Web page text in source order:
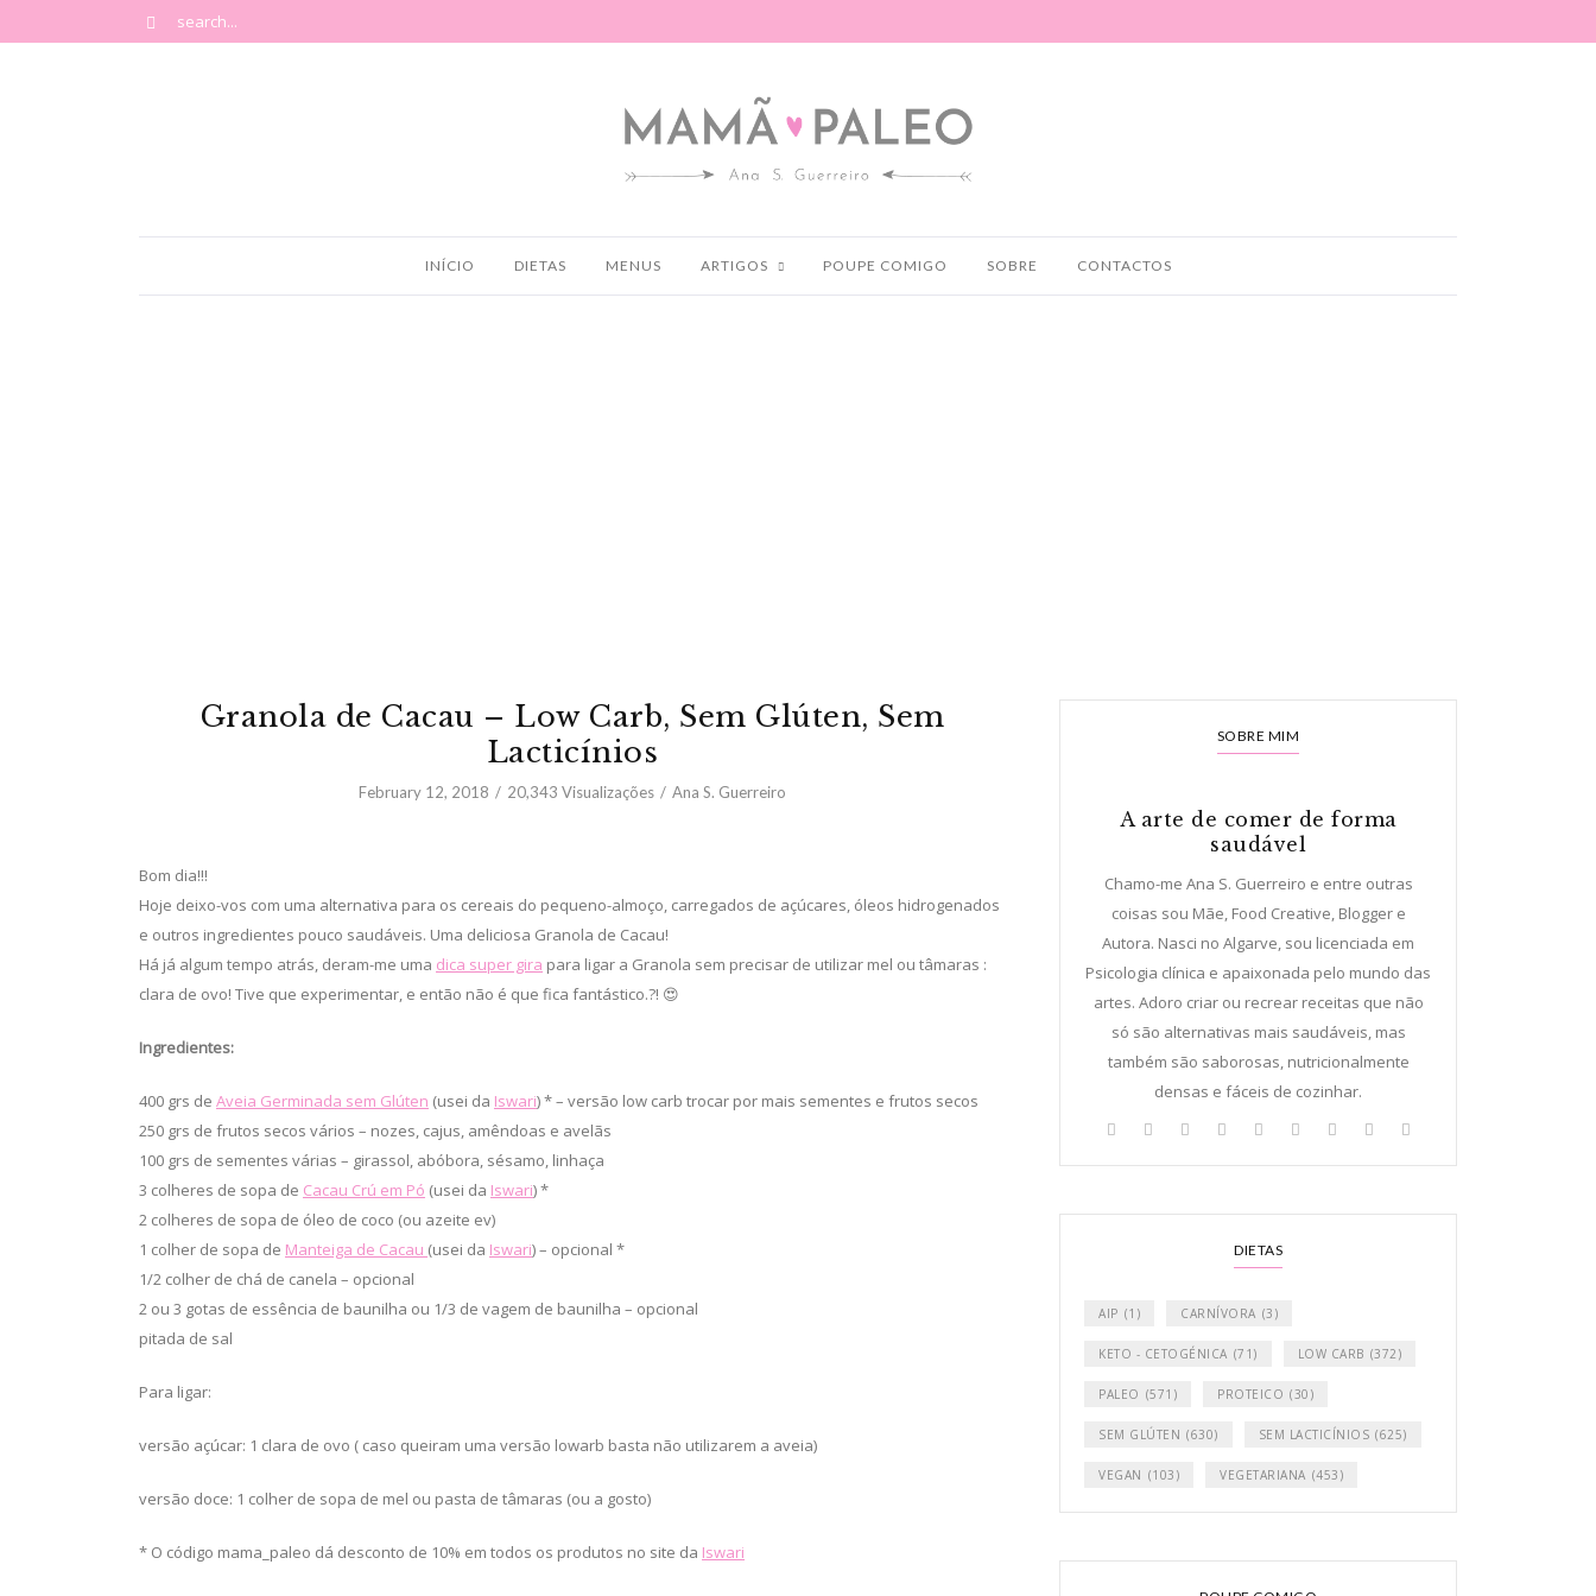
INÍCIO DIETAS MENUS ARTIGOS POUPE COMIGO SOBRE CONTACTOS
Granola de Cacau – Low Carb, Sem Glúten, Sem
Lacticínios
February 12, 2018 20,343 Visualizações Ana S. Guerreiro
Bom dia!!!
Hoje deixo-vos com uma alternativa para os cereais do pequeno-almoço, carregados de açúcares, óleos hidrogenados
e outros ingredientes pouco saudáveis. Uma deliciosa Granola de Cacau!
Há já algum tempo atrás, deram-me uma dica super gira para ligar a Granola sem precisar de utilizar mel ou tâmaras :
clara de ovo! Tive que experimentar, e então não é que fica fantástico.?! 😍
Ingredientes:
400 grs de Aveia Germinada sem Glúten (usei da Iswari) * – versão low carb trocar por mais sementes e frutos secos
250 grs de frutos secos vários – nozes, cajus, amêndoas e avelãs
100 grs de sementes várias – girassol, abóbora, sésamo, linhaça
3 colheres de sopa de Cacau Crú em Pó (usei da Iswari) *
2 colheres de sopa de óleo de coco (ou azeite ev)
1 colher de sopa de Manteiga de Cacau (usei da Iswari) – opcional *
1/2 colher de chá de canela – opcional
2 ou 3 gotas de essência de baunilha ou 1/3 de vagem de baunilha – opcional
pitada de sal
Para ligar:
versão açúcar: 1 clara de ovo ( caso queiram uma versão lowarb basta não utilizarem a aveia)
versão doce: 1 colher de sopa de mel ou pasta de tâmaras (ou a gosto)
* O código mama_paleo dá desconto de 10% em todos os produtos no site da Iswari
SOBRE MIM
A arte de comer de forma
saudável
Chamo-me Ana S. Guerreiro e entre outras
coisas sou Mãe, Food Creative, Blogger e
Autora. Nasci no Algarve, sou licenciada em
Psicologia clínica e apaixonada pelo mundo das
artes. Adoro criar ou recrear receitas que não
só são alternativas mais saudáveis, mas
também são saborosas, nutricionalmente
densas e fáceis de cozinhar.
DIETAS
AIP (1) CARNÍVORA (3)
KETO - CETOGÉNICA (71) LOW CARB (372)
PALEO (571) PROTEICO (30)
SEM GLÚTEN (630) SEM LACTICÍNIOS (625)
VEGAN (103) VEGETARIANA (453)